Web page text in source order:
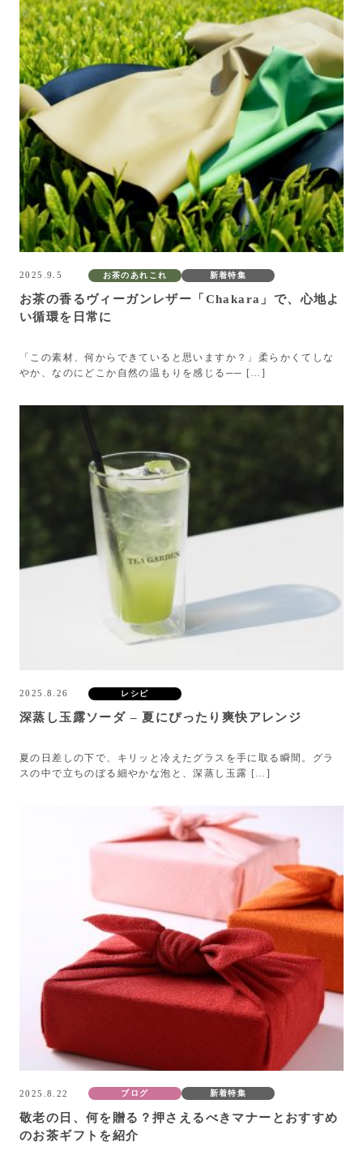
2025.9.5 お茶のあれこれ 新着特集
お茶の香るヴィーガンレザー「Chakara」で、心地よ
い循環を日常に
「この素材、何からできていると思いますか？」柔らかくてしな
やか、なのにどこか自然の温もりを感じる── […]
2025.8.26 レシピ
深蒸し玉露ソーダ – 夏にぴったり爽快アレンジ
夏の日差しの下で、キリッと冷えたグラスを手に取る瞬間。グラ
スの中で立ちのぼる細やかな泡と、深蒸し玉露 […]
2025.8.22 ブログ 新着特集
敬老の日、何を贈る？押さえるべきマナーとおすすめ
のお茶ギフトを紹介